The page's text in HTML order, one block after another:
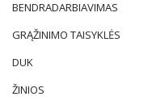
BENDRADARBIAVIMAS
GRĄŽINIMO TAISYKLĖS
DUK
ŽINIOS